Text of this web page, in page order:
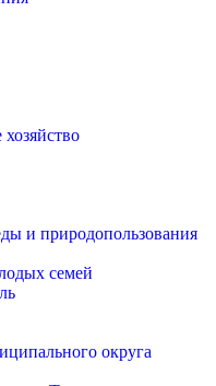
и природопользования
семей
округа